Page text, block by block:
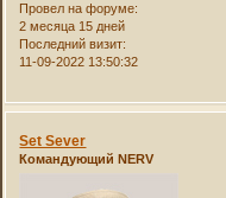
Провел на форуме:
2 месяца 15 дней
Последний визит:
11-09-2022 13:50:32
Set Sever
Командующий NERV